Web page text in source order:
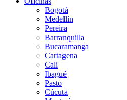
Bogotá
Medellín
Pereira
Barranquilla
Bucaramanga
Cartagena
Cali
Ibagué
Pasto
Cúcuta